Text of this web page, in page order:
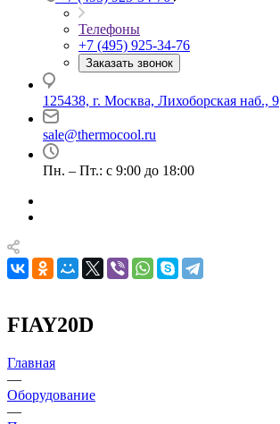
Телефоны
+7 (495) 925-34-76
Заказать звонок
125438, г. Москва, Лихоборская наб., 9
sale@thermocool.ru
Пн. – Пт.: с 9:00 до 18:00
FIAY20D
Главная
—
Оборудование
—